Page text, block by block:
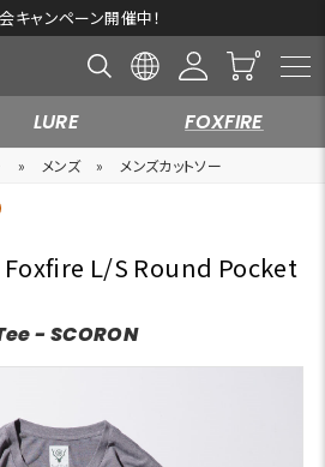
キャンペーン開催中！
LURE FOXFIRE
» メンズ » メンズカットソー
L/S Round Pocket
- SCORON